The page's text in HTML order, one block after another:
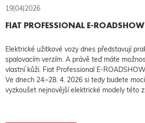
19|04|2026
FIAT PROFESSIONAL E-
Elektrické užitkové vozy dnes představují
spalovacím verzím. A právě teď máte
vlastní kůži. Fiat Professional E-
Ve dnech 24.–28. 4. 2026 si tedy budete
vyzkoušet nejnovější elektrické modely této